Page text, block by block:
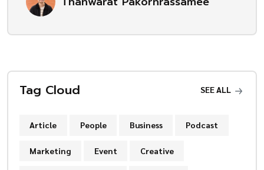
Tag Cloud SEE ALL
Article People Business Podcast
Marketing Event Creative